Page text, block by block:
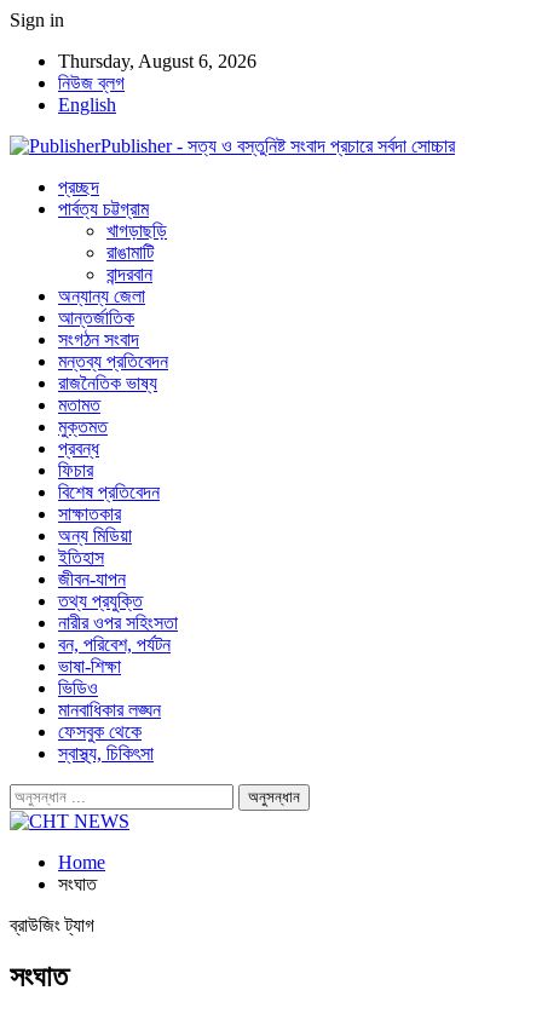
Sign in
Thursday, August 6, 2026
নিউজ ব্লগ
English
Publisher - সত্য ও বস্তুনিষ্ট সংবাদ প্রচারে সর্বদা সোচ্চার
প্রচ্ছদ
পার্বত্য চট্টগ্রাম
খাগড়াছড়ি
রাঙামাটি
বান্দরবান
অন্যান্য জেলা
আন্তর্জাতিক
সংগঠন সংবাদ
মন্তব্য প্রতিবেদন
রাজনৈতিক ভাষ্য
মতামত
মুক্তমত
প্রবন্ধ
ফিচার
বিশেষ প্রতিবেদন
সাক্ষাতকার
অন্য মিডিয়া
ইতিহাস
জীবন-যাপন
তথ্য প্রযুক্তি
নারীর ওপর সহিংসতা
বন, পরিবেশ, পর্যটন
ভাষা-শিক্ষা
ভিডিও
মানবাধিকার লঙ্ঘন
ফেসবুক থেকে
স্বাস্থ্য, চিকিৎসা
Home
সংঘাত
ব্রাউজিং ট্যাগ
সংঘাত